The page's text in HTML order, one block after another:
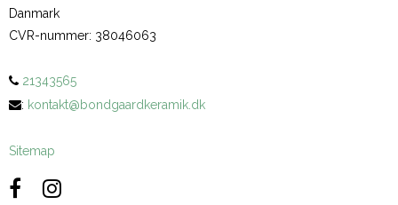
Danmark
CVR-nummer: 38046063
21343565
: kontakt@bondgaardkeramik.dk
Sitemap